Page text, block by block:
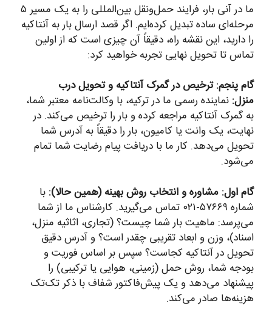
ما در آنی بار، فرایند حمل‌ونقل بین‌المللی را به یک مسیر ۵
مرحله‌ای ساده تبدیل کرده‌ایم. اگر قصد ارسال بار به آنتاکیه
را دارید، این نقشه راه، دقیقاً آن چیزی است که از اولین
تماس تا تحویل نهایی تجربه خواهید کرد:
گام پنجم: ترخیص در گمرک آنتاکیه و تحویل درب
منزل: نماینده رسمی ما در ترکیه، با وکالت‌نامه معتبر شما،
به گمرک آنتاکیه مراجعه کرده و بار را ترخیص می‌کند. در
نهایت، یک وانت یا کامیون، بار را دقیقاً به آدرس شما
تحویل می‌دهد. کار ما با دریافت پیام رضایت شما تمام
می‌شود.
گام اول: مشاوره و انتخاب روش بهینه (همین حالا): با
شماره ۵۷۶۶۹-۰۲۱ تماس می‌گیرید. کارشناس ما از شما
می‌پرسد: ماهیت بار شما چیست؟ (تجاری، اثاثیه منزل،
اسناد)، وزن و ابعاد تقریبی چقدر است؟ و آدرس دقیق
تحویل در آنتاکیه کجاست؟ سپس بر اساس فوریت و
بودجه شما، روش حمل (زمینی، هوایی یا ترکیبی) را
پیشنهاد می‌دهد و یک پیش‌فاکتور شفاف با ذکر تک‌تک
هزینه‌ها صادر می‌کند.